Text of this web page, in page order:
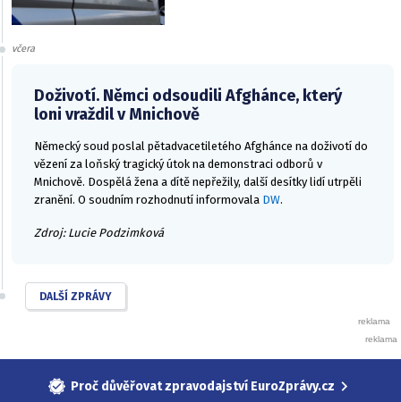
včera
Doživotí. Němci odsoudili Afghánce, který
loni vraždil v Mnichově
Německý soud poslal pětadvacetiletého Afghánce na doživotí do
vězení za loňský tragický útok na demonstraci odborů v
Mnichově. Dospělá žena a dítě nepřežily, další desítky lidí utrpěli
zranění. O soudním rozhodnutí informovala DW.
Zdroj: Lucie Podzimková
DALŠÍ ZPRÁVY
Proč důvěřovat zpravodajství EuroZprávy.cz